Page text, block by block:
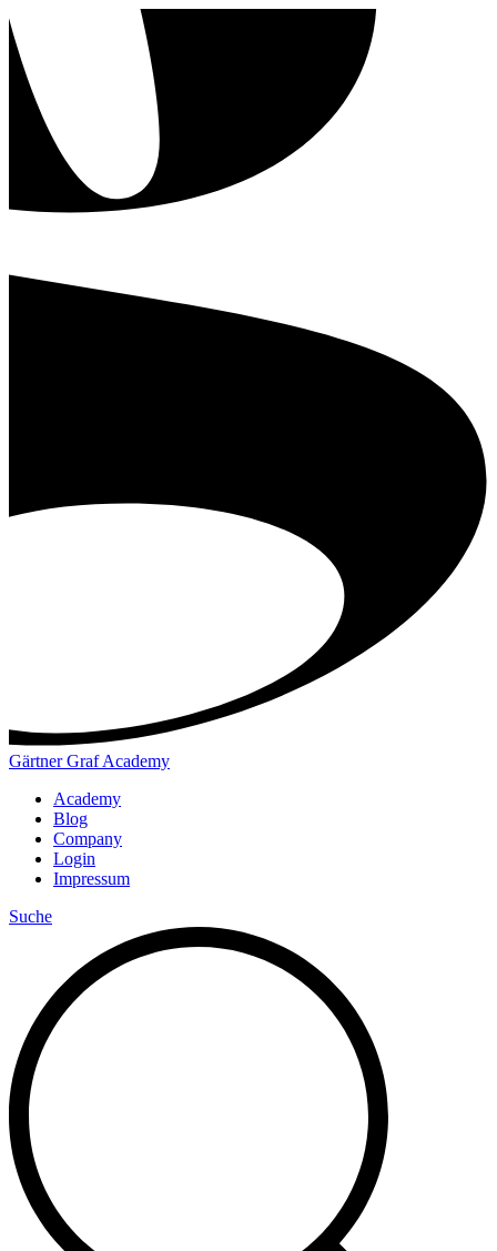
Gärtner Graf Academy
Academy
Blog
Company
Login
Impressum
Suche